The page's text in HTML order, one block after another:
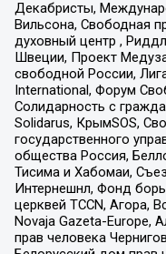
Декабристы,
Вильсона, Свободная
духовный центр ,
Швеции, Проект
свободной России,
International, Форум
Солидарность с
Solidarus, КрымSOS,
государственного
общества Россия,
Тисима и Хабомаи,
Интернешнл, Фонд
церквей TCCN, Агора,
Novaja Gazeta-Europe,
прав человека